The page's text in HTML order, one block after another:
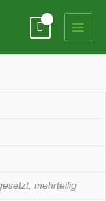
mehrteilig